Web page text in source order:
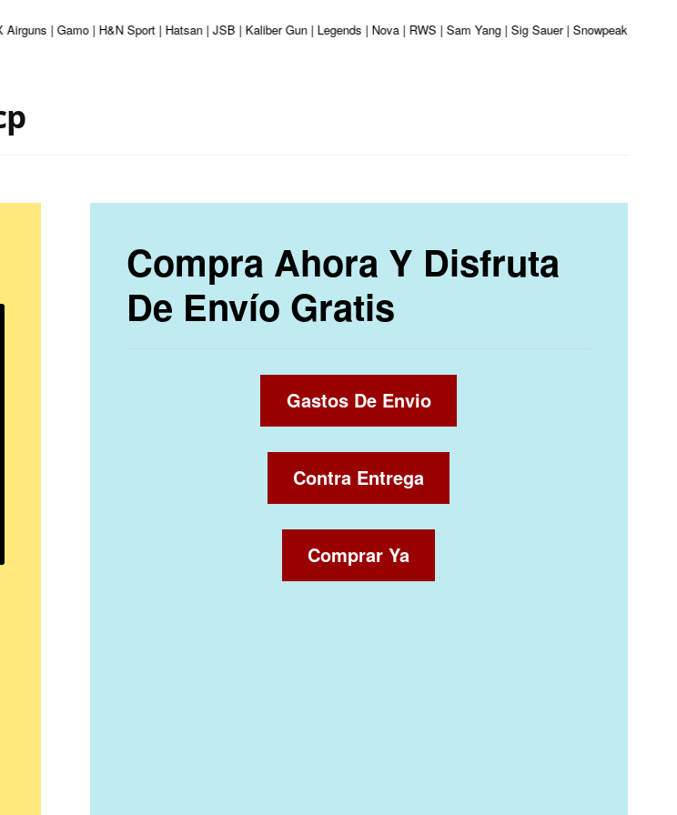
| Gamo | H&N Sport | Hatsan | JSB | Kaliber Gun | Legends | Nova | RWS | Sam Yang | Sig Sauer | Snowpeak | Umarex
Compra Ahora Y Disfruta
De Envío Gratis
Gastos De Envio
Contra Entrega
Comprar Ya